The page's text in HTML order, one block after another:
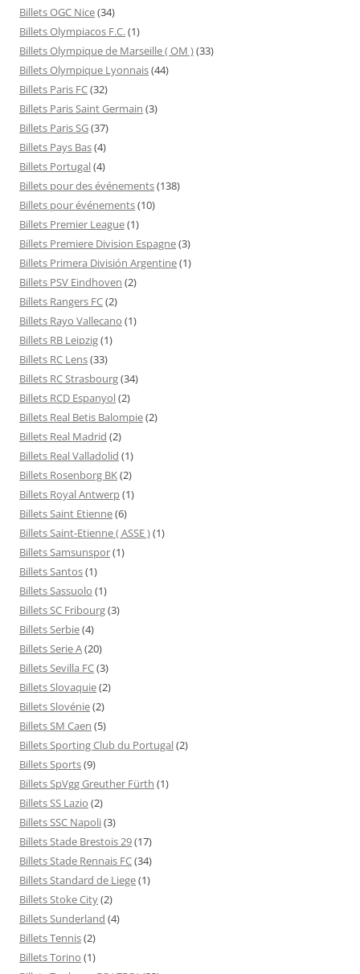
Billets OGC Nice(34)
Billets Olympiacos F.C.(1)
Billets Olympique de Marseille ( OM )(33)
Billets Olympique Lyonnais(44)
Billets Paris FC(32)
Billets Paris Saint Germain (3)
Billets Paris SG(37)
Billets Pays Bas(4)
Billets Portugal(4)
Billets pour des événements(138)
Billets pour événements(10)
Billets Premier League(1)
Billets Premiere Division Espagne(3)
Billets Primera División Argentine(1)
Billets PSV Eindhoven (2)
Billets Rangers FC(2)
Billets Rayo Vallecano (1)
Billets RB Leipzig(1)
Billets RC Lens(33)
Billets RC Strasbourg(34)
Billets RCD Espanyol(2)
Billets Real Betis Balompie(2)
Billets Real Madrid (2)
Billets Real Valladolid (1)
Billets Rosenborg BK(2)
Billets Royal Antwerp(1)
Billets Saint Etienne(6)
Billets Saint-Etienne ( ASSE )(1)
Billets Samsunspor(1)
Billets Santos(1)
Billets Sassuolo (1)
Billets SC Fribourg(3)
Billets Serbie(4)
Billets Serie A(20)
Billets Sevilla FC(3)
Billets Slovaquie(2)
Billets Slovénie(2)
Billets SM Caen (5)
Billets Sporting Club du Portugal(2)
Billets Sports(9)
Billets SpVgg Greuther Fürth (1)
Billets SS Lazio (2)
Billets SSC Napoli(3)
Billets Stade Brestois 29(17)
Billets Stade Rennais FC(34)
Billets Standard de Liege(1)
Billets Stoke City(2)
Billets Sunderland (4)
Billets Tennis(2)
Billets Torino (1)